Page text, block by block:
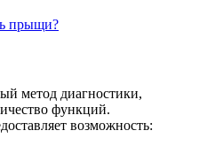
прыщи?
метод диагностики,
функций.
возможность: